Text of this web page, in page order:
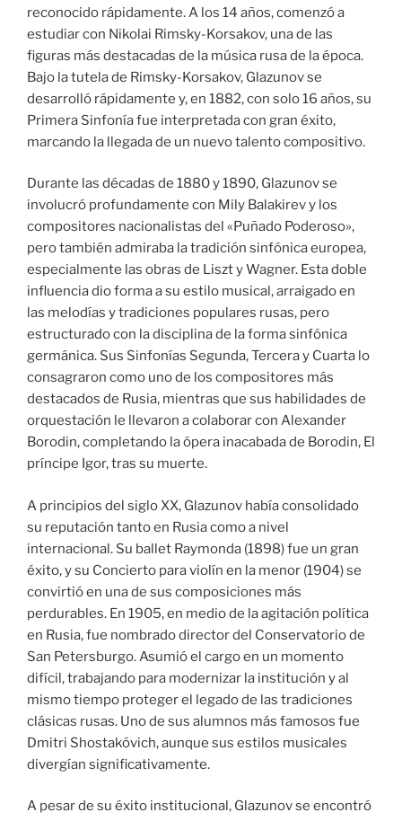
reconocido rápidamente. A los 14 años, comenzó a
estudiar con Nikolai Rimsky-Korsakov, una de las
figuras más destacadas de la música rusa de la época.
Bajo la tutela de Rimsky-Korsakov, Glazunov se
desarrolló rápidamente y, en 1882, con solo 16 años, su
Primera Sinfonía fue interpretada con gran éxito,
marcando la llegada de un nuevo talento compositivo.
Durante las décadas de 1880 y 1890, Glazunov se
involucró profundamente con Mily Balakirev y los
compositores nacionalistas del «Puñado Poderoso»,
pero también admiraba la tradición sinfónica europea,
especialmente las obras de Liszt y Wagner. Esta doble
influencia dio forma a su estilo musical, arraigado en
las melodías y tradiciones populares rusas, pero
estructurado con la disciplina de la forma sinfónica
germánica. Sus Sinfonías Segunda, Tercera y Cuarta lo
consagraron como uno de los compositores más
destacados de Rusia, mientras que sus habilidades de
orquestación le llevaron a colaborar con Alexander
Borodin, completando la ópera inacabada de Borodin, El
príncipe Igor, tras su muerte.
A principios del siglo XX, Glazunov había consolidado
su reputación tanto en Rusia como a nivel
internacional. Su ballet Raymonda (1898) fue un gran
éxito, y su Concierto para violín en la menor (1904) se
convirtió en una de sus composiciones más
perdurables. En 1905, en medio de la agitación política
en Rusia, fue nombrado director del Conservatorio de
San Petersburgo. Asumió el cargo en un momento
difícil, trabajando para modernizar la institución y al
mismo tiempo proteger el legado de las tradiciones
clásicas rusas. Uno de sus alumnos más famosos fue
Dmitri Shostakóvich, aunque sus estilos musicales
divergían significativamente.
A pesar de su éxito institucional, Glazunov se encontró